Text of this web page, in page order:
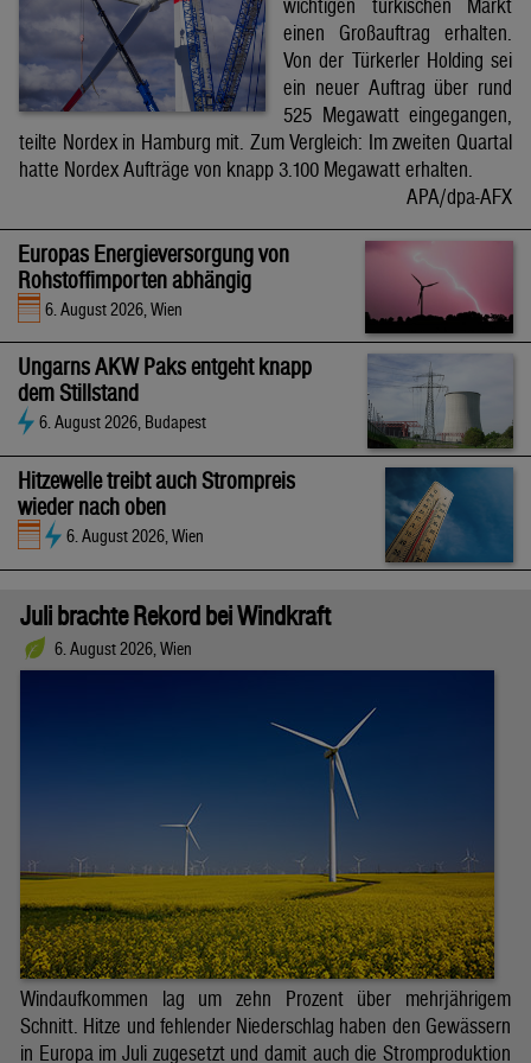
wichtigen türkischen Markt
einen Großauftrag erhalten.
Von der Türkerler Holding sei
ein neuer Auftrag über rund
525 Megawatt eingegangen,
teilte Nordex in Hamburg mit. Zum Vergleich: Im zweiten Quartal
hatte Nordex Aufträge von knapp 3.100 Megawatt erhalten.
APA/dpa-AFX
Europas Energieversorgung von
Rohstoffimporten abhängig
6. August 2026, Wien
Ungarns AKW Paks entgeht knapp
dem Stillstand
6. August 2026, Budapest
Hitzewelle treibt auch Strompreis
wieder nach oben
6. August 2026, Wien
Juli brachte Rekord bei Windkraft
6. August 2026, Wien
Windaufkommen lag um zehn Prozent über mehrjährigem
Schnitt. Hitze und fehlender Niederschlag haben den Gewässern
in Europa im Juli zugesetzt und damit auch die Stromproduktion